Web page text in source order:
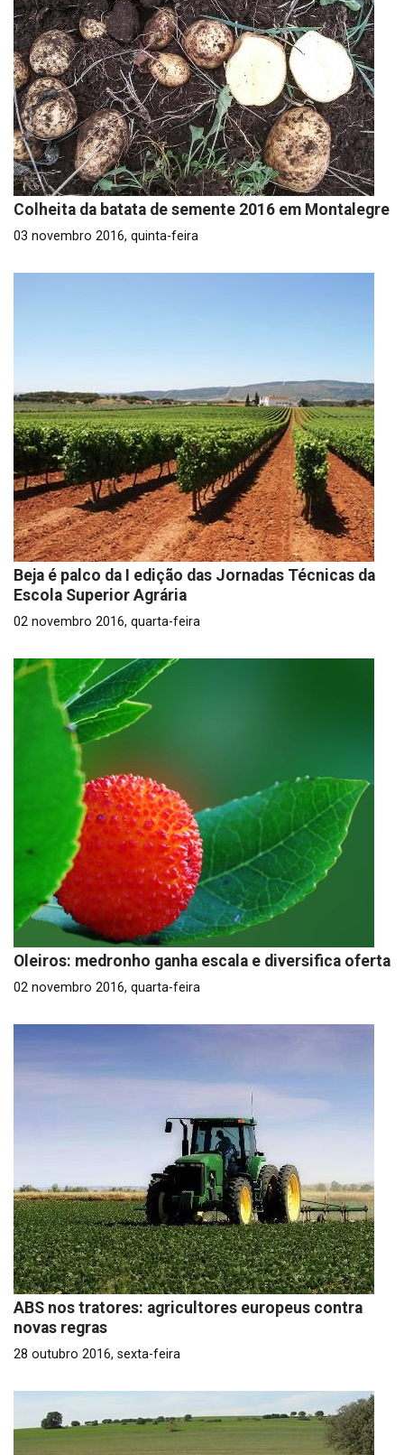
Colheita da batata de semente 2016 em Montalegre
03 novembro 2016, quinta-feira
Beja é palco da I edição das Jornadas Técnicas da
Escola Superior Agrária
02 novembro 2016, quarta-feira
Oleiros: medronho ganha escala e diversifica oferta
02 novembro 2016, quarta-feira
ABS nos tratores: agricultores europeus contra
novas regras
28 outubro 2016, sexta-feira